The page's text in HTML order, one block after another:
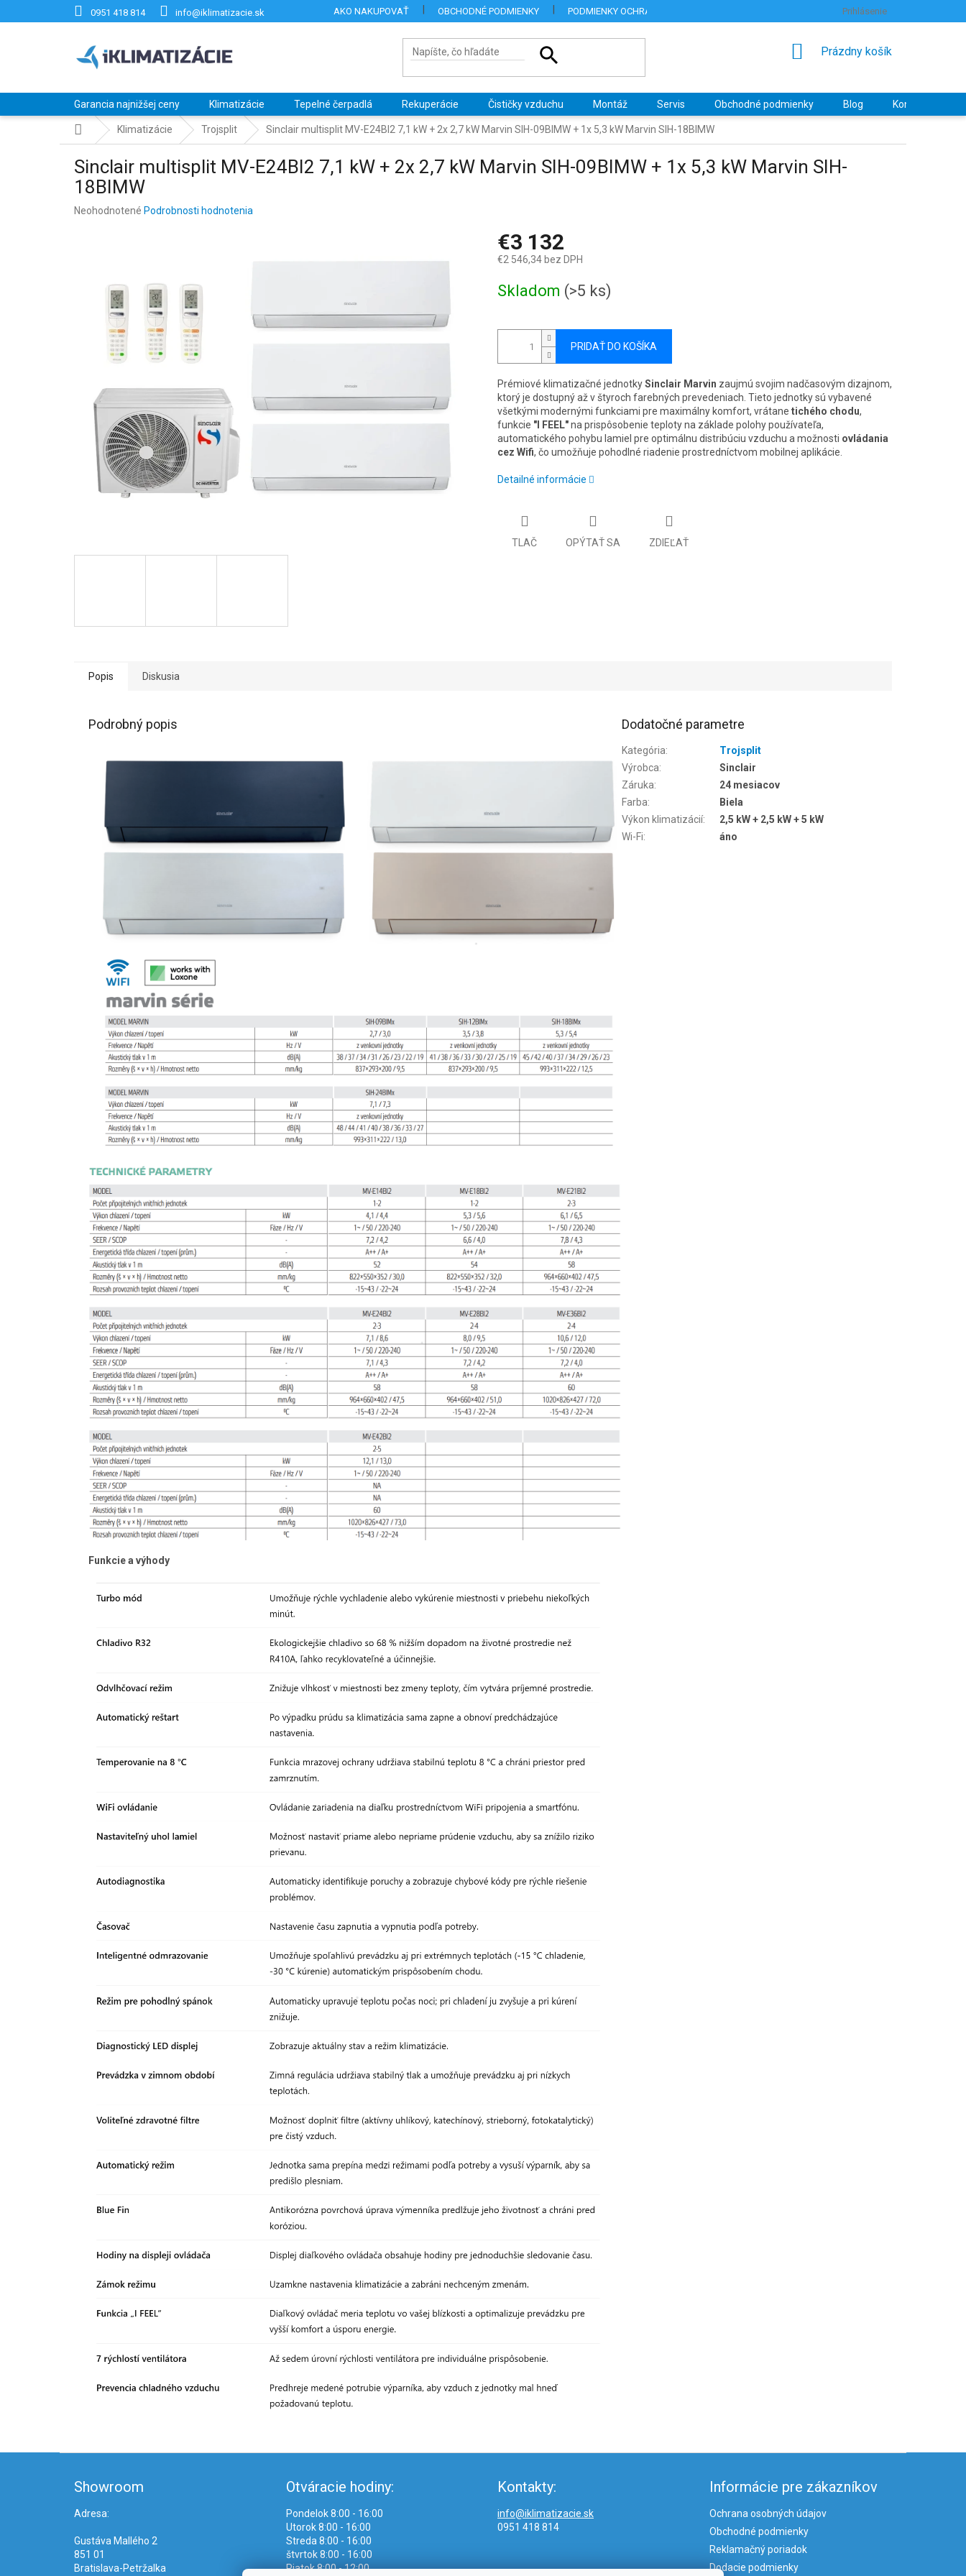
0951 418 814 info@iklimatizacie.sk AKO NAKUPOVAŤ OBCHODNÉ PODMIENKY PODMIENKY OCHRANY OSOBNÝCH ÚDAJOV HODNOTENIE OBCHODU
Prihlásenie
NÁKUPNÝ
Prázdny košík
Garancia najnižšej ceny Klimatizácie Tepelné čerpadlá Rekuperácie Čističky vzduchu Montáž Servis Obchodné podmienky Blog Kontakty
DomovKlimatizácie Trojsplit Sinclair multisplit MV-E24BI2 7,1 kW + 2x 2,7 kW Marvin SIH-09BIMW + 1x 5,3 kW Marvin SIH-18BIMW
Sinclair multisplit MV-E24BI2 7,1 kW + 2x 2,7 kW Marvin SIH-09BIMW + 1x 5,3 kW Marvin SIH-
18BIMW
Priemerné
hviezdičiek.
Neohodnotené Podrobnosti hodnotenia
€3 132
€2 546,34 bez DPH
cena:
Skladom (>5 ks)
PRIDAŤ DO KOŠÍKA
Prémiové klimatizačné jednotkySinclair Marvin zaujmú svojim nadčasovým dizajnom,
ktorý je dostupný až v štyroch farebných prevedeniach. Tieto jednotky sú vybavené
všetkými modernými funkciami pre maximálny komfort, vrátane tichého chodu,
funkcie "I FEEL"na prispôsobenie teploty na základe polohy používateľa,
automatického pohybu lamiel pre optimálnu distribúciu vzduchu a možnosti ovládania
cez Wifi, čo umožňuje pohodlné riadenie prostredníctvom mobilnej aplikácie.
Detailné informácie
TLAČ OPÝTAŤ SA ZDIEĽAŤ
Popis Diskusia
Podrobný popis
Funkcie a výhody
Dodatočné parametre
Kategória:
Trojsplit
Výrobca:
Sinclair
Záruka:
24 mesiacov
Farba:
Biela
Výkon klimatizácií:
2,5 kW + 2,5 kW + 5 kW
Wi-Fi: áno
Showroom
Adresa:
Gustáva Mallého 2
851 01
Bratislava-Petržalka
Otváracie hodiny:
Pondelok 8:00 - 16:00
Utorok 8:00 - 16:00
Streda 8:00 - 16:00
štvrtok 8:00 - 16:00
Piatok 8:00 - 12:00
Kontakty:
info@iklimatizacie.sk
0951 418 814
Informácie pre zákazníkov
Ochrana osobných údajov
Obchodné podmienky
Reklamačný poriadok
Dodacie podmienky